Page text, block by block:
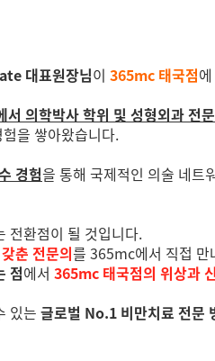
대표원장님이 365mc 태국점
의학박사 학위 및 성형외과 전
을 쌓아왔습니다.
경험을 통해 국제적인 의술 네트
전환점이 될 것입니다.
춘 전문의를 365mc에서 직접 만
점에서 365mc 태국점의 위상과
있는 글로벌 No.1 비만치료 전문